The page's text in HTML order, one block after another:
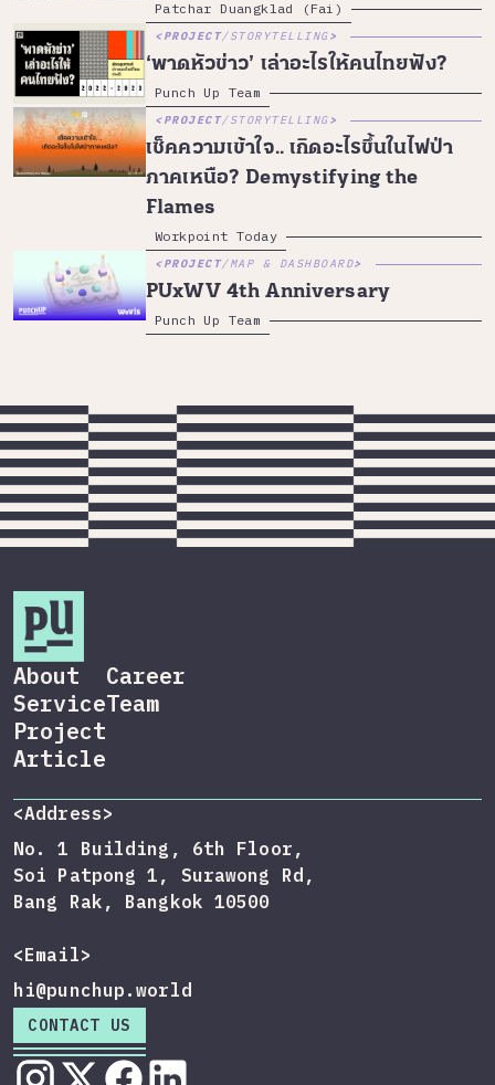
Patchar Duangklad (Fai)
PROJECT/STORYTELLING
‘พาดหัวข่าว’ เล่าอะไรให้คนไทยฟัง?
Punch Up Team
PROJECT/STORYTELLING
เช็คความเข้าใจ.. เกิดอะไรขึ้นในไฟป่า
ภาคเหนือ? Demystifying the
Flames
Workpoint Today
PROJECT/MAP & DASHBOARD
PUxWV 4th Anniversary
Punch Up Team
About
Service
Project
Article
Career
Team
<Address>
No. 1 Building, 6th Floor,
Soi Patpong 1, Surawong Rd,
Bang Rak, Bangkok 10500
<Email>
hi@punchup.world
CONTACT US